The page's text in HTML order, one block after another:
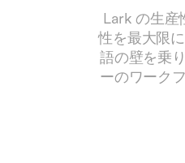
Lark の生
性を最大限
語の壁を乗
ーのワーク